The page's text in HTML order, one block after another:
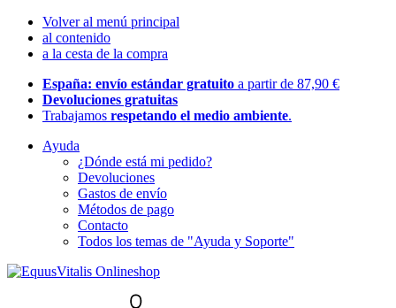
Volver al menú principal
al contenido
a la cesta de la compra
España: envío estándar gratuito a partir de 87,90 €
Devoluciones gratuitas
Trabajamos respetando el medio ambiente.
Ayuda
¿Dónde está mi pedido?
Devoluciones
Gastos de envío
Métodos de pago
Contacto
Todos los temas de "Ayuda y Soporte"